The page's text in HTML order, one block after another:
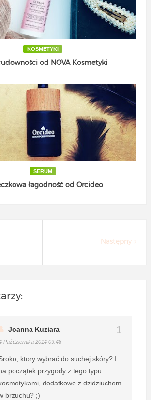
KOSMETYKI
od NOVA Kosmetyki
SERUM
łagodność od Orcideo
Następny
Joanna Kuziara
Października 2014 09:48
ktory wybrać do suchej skóry? I
początek przygody z tego typu
dodatkowo z dzidziuchem
brzuchu? ;)